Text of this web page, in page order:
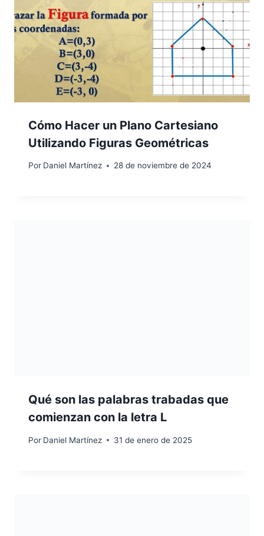
Cómo Hacer un Plano Cartesiano
Utilizando Figuras Geométricas
Por Daniel Martínez 28 de noviembre de 2024
Qué son las palabras trabadas que
comienzan con la letra L
Por Daniel Martínez 31 de enero de 2025